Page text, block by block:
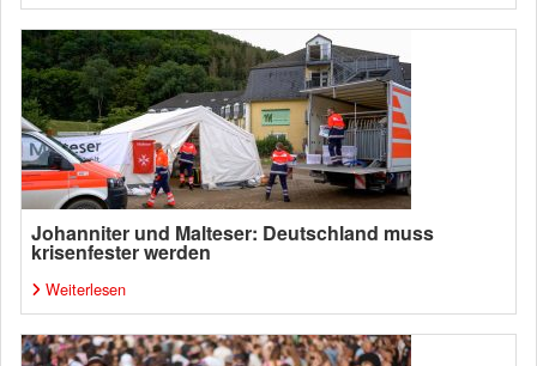
Johanniter und Malteser: Deutschland muss
krisenfester werden
Weiterlesen